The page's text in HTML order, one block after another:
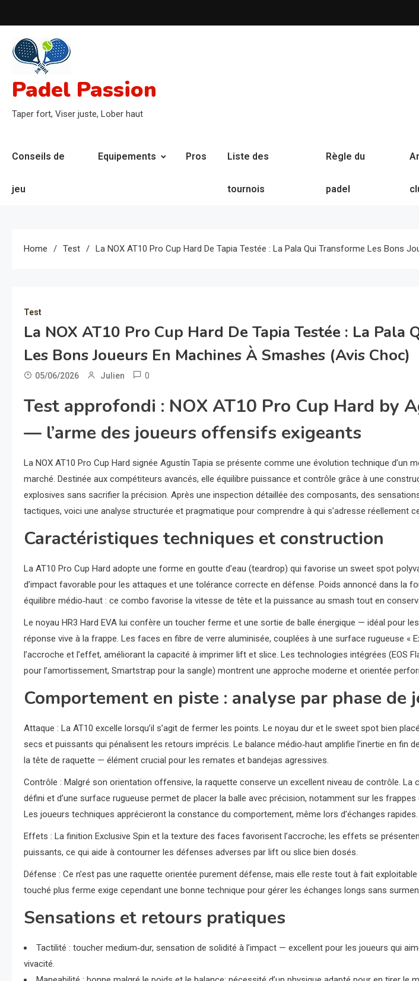
to
content
Padel Passion
Taper fort, Viser juste, Lober haut
Conseils de
jeu
Equipements Pros Liste des
tournois
Règle du
padel
Home Test La NOX AT10 Pro Cup Hard De Tapia Testée : La Pala Qui Transforme Les Bons
Test
La NOX AT10 Pro Cup Hard De Tapia Testée : La Pala
Les Bons Joueurs En Machines À Smashes (avis Choc)
05/06/2026 Julien 0
Test approfondi : NOX AT10 Pro Cup Hard by
— l’arme des joueurs offensifs exigeants
La NOX AT10 Pro Cup Hard signée Agustín Tapia se présente comme une évolution technique d’un
marché. Destinée aux compétiteurs avancés, elle équilibre puissance et contrôle grâce à une
explosives sans sacrifier la précision. Après une inspection détaillée des composants, des
tactiques, voici une analyse structurée et pragmatique pour comprendre à qui s’adresse réellement
Caractéristiques techniques et construction
La AT10 Pro Cup Hard adopte une forme en goutte d’eau (teardrop) qui favorise un sweet spot
d’impact favorable pour les attaques et une tolérance correcte en défense. Poids annoncé dans la
équilibre médio‑haut : ce combo favorise la vitesse de tête et la puissance au smash tout en
Le noyau HR3 Hard EVA lui confère un toucher ferme et une sortie de balle énergique — idéal pour
réponse vive à la frappe. Les faces en fibre de verre aluminisée, couplées à une surface rugueuse «
l’accroche et l’effet, améliorant la capacité à imprimer lift et slice. Les technologies intégrées (EOS
pour l’amortissement, Smartstrap pour la sangle) montrent une approche moderne et orientée
Comportement en piste : analyse par phase de
Attaque : La AT10 excelle lorsqu’il s’agit de fermer les points. Le noyau dur et le sweet spot bien
secs et puissants qui pénalisent les retours imprécis. Le balance médio‑haut amplifie l’inertie en fin
la tête de raquette — élément crucial pour les remates et bandejas agressives.
Contrôle : Malgré son orientation offensive, la raquette conserve un excellent niveau de contrôle. La
défini et d’une surface rugueuse permet de placer la balle avec précision, notamment sur les
Les joueurs techniques apprécieront la constance du comportement, même lors d’échanges rapides.
Effets : La finition Exclusive Spin et la texture des faces favorisent l’accroche; les effets se
puissants, ce qui aide à contourner les défenses adverses par lift ou slice bien dosés.
Défense : Ce n’est pas une raquette orientée purement défense, mais elle reste tout à fait
touché plus ferme exige cependant une bonne technique pour gérer les échanges longs sans
Sensations et retours pratiques
Tactilité : toucher medium‑dur, sensation de solidité à l’impact — excellent pour les joueurs qui
vivacité.